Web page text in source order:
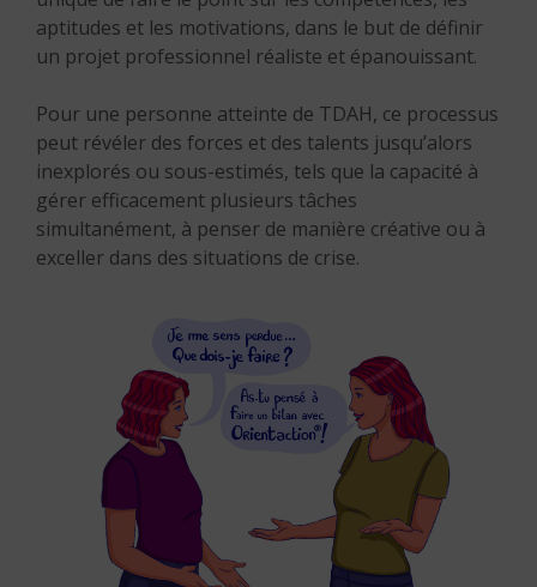
aptitudes et les motivations, dans le but de définir
un projet professionnel réaliste et épanouissant.
Pour une personne atteinte de TDAH, ce processus
peut révéler des forces et des talents jusqu’alors
inexplorés ou sous-estimés, tels que la capacité à
gérer efficacement plusieurs tâches
simultanément, à penser de manière créative ou à
exceller dans des situations de crise.